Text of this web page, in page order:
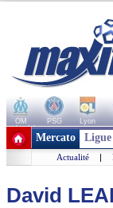
OM PSG Lyon
+ de clubs
Mercato Ligue
Actualité |
David